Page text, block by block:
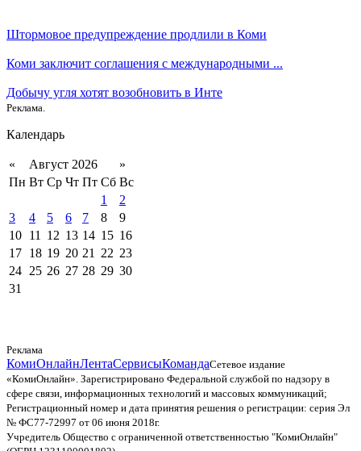
Штормовое предупреждение продлили в Коми
Коми заключит соглашения с международными ...
Добычу угля хотят возобновить в Инте
Реклама.
Календарь
« Август 2026
»
Пн Вт Ср Чт Пт Сб Вс
1
2
3
4 5 6 7 8
9
10 11 12 13 14 15 16
17 18 19 20 21 22 23
24 25 26 27 28 29 30
31
Реклама
КомиОнлайнЛентаСервисыКомандаСетевое издание
«КомиОнлайн». Зарегистрировано Федеральной службой по надзору в
сфере связи, информационных технологий и массовых коммуникаций;
Регистрационный номер и дата принятия решения о регистрации: серия Эл
№ ФС77-72997 от 06 июня 2018г.
Учредитель Общество с ограниченной ответственностью "КомиОнлайн"